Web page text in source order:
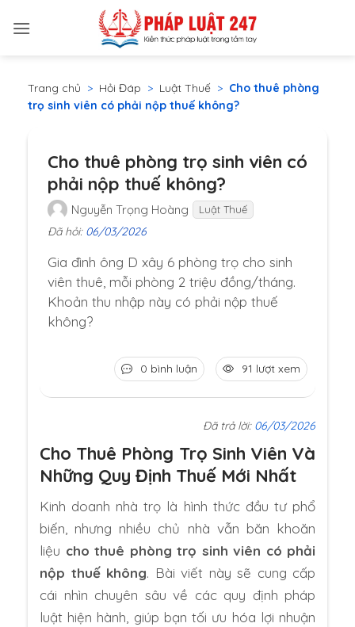
qua
Trang chủ > Hỏi Đáp > Luật Thuế > Cho thuê phòng
trọ sinh viên có phải nộp thuế không?
Cho thuê phòng trọ sinh viên có
phải nộp thuế không?
Nguyễn Trọng Hoàng Luật Thuế
Đã hỏi: 06/03/2026
Gia đình ông D xây 6 phòng trọ cho sinh
viên thuê, mỗi phòng 2 triệu đồng/tháng.
Khoản thu nhập này có phải nộp thuế
không?
0 bình luận 91 lượt xem
Đã trả lời: 06/03/2026
Cho Thuê Phòng Trọ Sinh Viên Và
Những Quy Định Thuế Mới Nhất
Kinh doanh nhà trọ là hình thức đầu tư phổ
biến, nhưng nhiều chủ nhà vẫn băn khoăn
liệu cho thuê phòng trọ sinh viên có phải
nộp thuế không. Bài viết này sẽ cung cấp
cái nhìn chuyên sâu về các quy định pháp
luật hiện hành, giúp bạn tối ưu hóa lợi nhuận